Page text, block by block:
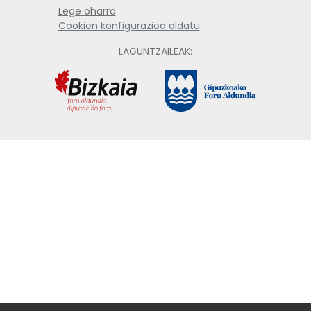
Lege oharra
Cookien konfigurazioa aldatu
LAGUNTZAILEAK: